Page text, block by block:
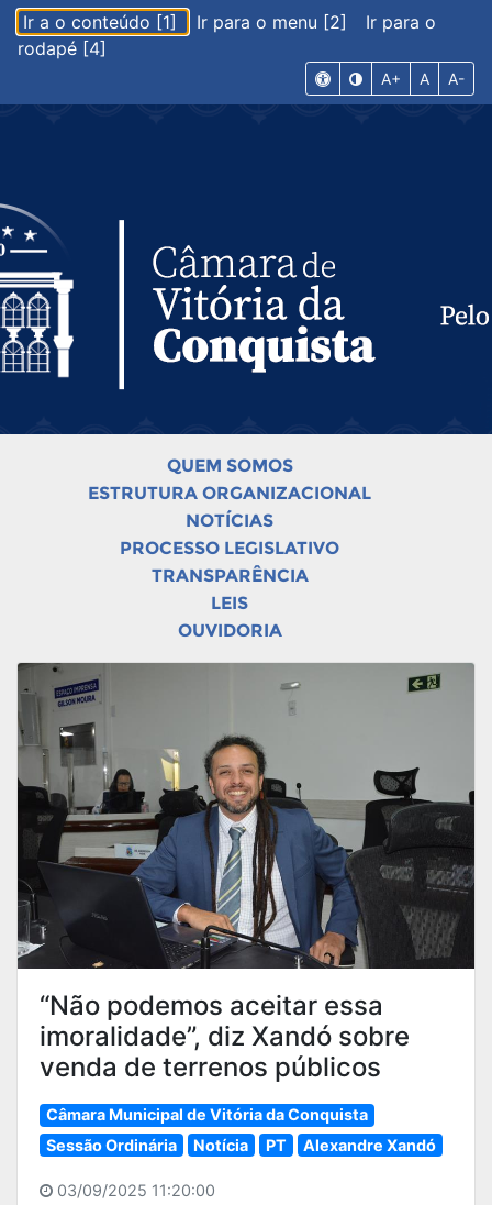
Ir a o conteúdo [1] Ir para o menu [2]
Ir para o
rodapé [4]
A+ A A-
QUEM SOMOS
ESTRUTURA ORGANIZACIONAL
NOTÍCIAS
PROCESSO LEGISLATIVO
TRANSPARÊNCIA
LEIS
OUVIDORIA
“Não podemos aceitar essa
imoralidade”, diz Xandó sobre
venda de terrenos públicos
Câmara Municipal de Vitória da Conquista
Sessão Ordinária
Notícia PT Alexandre Xandó
03/09/2025 11:20:00